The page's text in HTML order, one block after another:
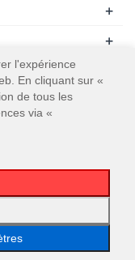
+
+
Menu Haut
l'expérience
En cliquant sur «
de tous les
via «